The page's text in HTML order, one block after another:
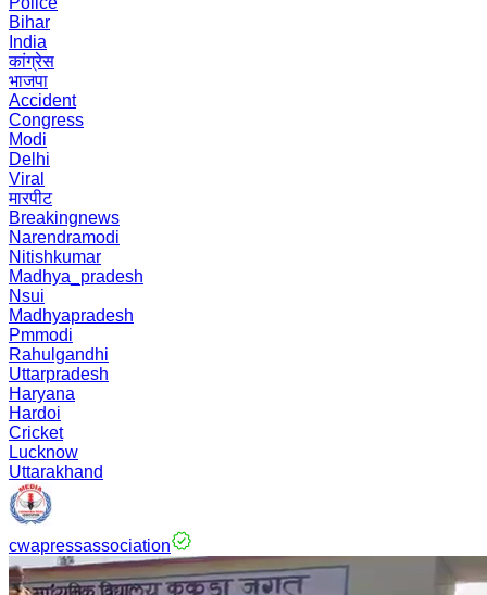
Bihar
India
कांग्रेस
भाजपा
Accident
Congress
Modi
Delhi
Viral
मारपीट
Breakingnews
Narendramodi
Nitishkumar
Madhya_pradesh
Nsui
Madhyapradesh
Pmmodi
Rahulgandhi
Uttarpradesh
Haryana
Hardoi
Cricket
Lucknow
Uttarakhand
cwapressassociation